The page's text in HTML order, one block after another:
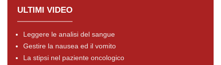
ULTIMI VIDEO
Leggere le analisi del sangue
Gestire la nausea ed il vomito
La stipsi nel paziente oncologico